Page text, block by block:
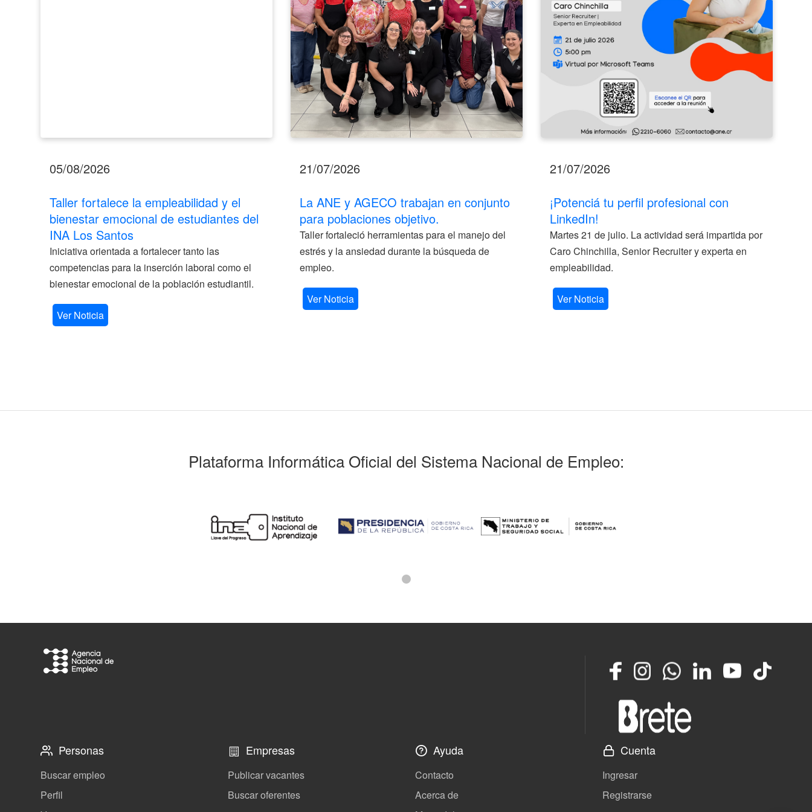
05/08/2026
Taller fortalece la empleabilidad y el
bienestar emocional de estudiantes del
INA Los Santos
Iniciativa orientada a fortalecer tanto las
competencias para la inserción laboral como el
bienestar emocional de la población estudiantil.
Ver Noticia
para
poblaciones
objetivo.
21/07/2026
La ANE y AGECO trabajan en conjunto
para poblaciones objetivo.
Taller fortaleció herramientas para el manejo del
estrés y la ansiedad durante la búsqueda de
empleo.
Ver Noticia
21/07/2026
¡Potenciá tu perfil profesional con
LinkedIn!
Martes 21 de julio. La actividad será impartida por
Caro Chinchilla, Senior Recruiter y experta en
empleabilidad.
Ver Noticia
Plataforma Informática Oficial del Sistema Nacional de Empleo:
FacebookInstagramWhatsappLinkedInYouTube
TikTok
Personas
Buscar empleo
Perfil
Empresas
Publicar vacantes
Buscar oferentes
Ayuda
Contacto
Acerca de
Cuenta
Ingresar
Registrarse